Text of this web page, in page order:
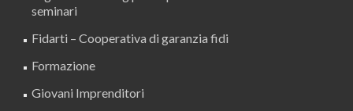
seminari
Fidarti – Cooperativa di garanzia fidi
Formazione
Giovani Imprenditori